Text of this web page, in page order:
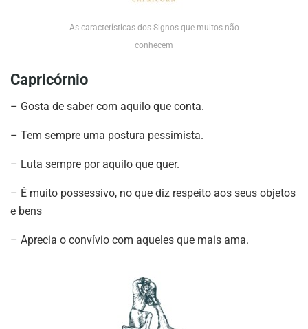
As características dos Signos que muitos não
conhecem
Capricórnio
– Gosta de saber com aquilo que conta.
– Tem sempre uma postura pessimista.
– Luta sempre por aquilo que quer.
– É muito possessivo, no que diz respeito aos seus objetos
e bens
– Aprecia o convívio com aqueles que mais ama.